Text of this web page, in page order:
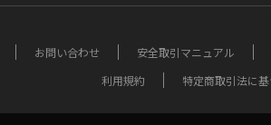
お問い合わせ 安全取引マニュアル
利用規約
特定商取引法に